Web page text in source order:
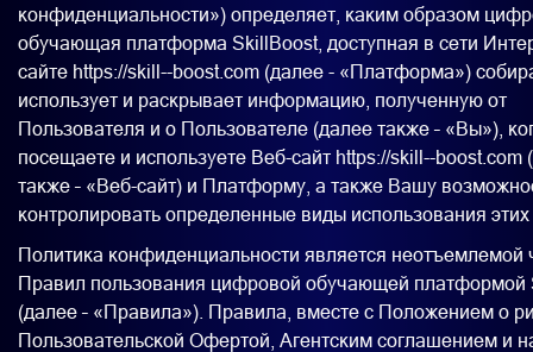
конфиденциальности») определяет, каким образом
обучающая платформа SkillBoost, доступная в сети
сайте https://skill--boost.com (далее - «Платформа»)
использует и раскрывает информацию, полученную от
Пользователя и о Пользователе (далее также – «Вы»),
посещаете и используете Веб-сайт https://skill--boost.com
также – «Веб-сайт) и Платформу, а также Вашу
контролировать определенные виды использования
Политика конфиденциальности является неотъемлемой
Правил пользования цифровой обучающей платформой
(далее – «Правила»). Правила, вместе с Положением о
Пользовательской Офертой, Агентским соглашением и